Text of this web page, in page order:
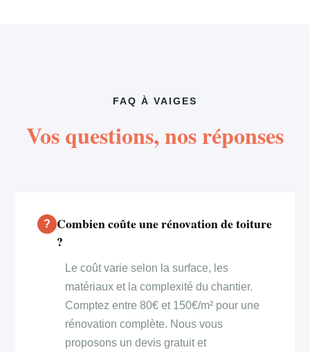
FAQ À VAIGES
Vos questions, nos réponses
Combien coûte une rénovation de toiture
?
Le coût varie selon la surface, les
matériaux et la complexité du chantier.
Comptez entre 80€ et 150€/m² pour une
rénovation complète. Nous vous
proposons un devis gratuit et